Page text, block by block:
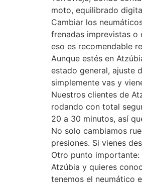
moto, equilibrado
Cambiar los
frenadas imprevistas o
eso es recomendable
Aunque estés en
estado general, ajuste
simplemente vas y
Nuestros clientes de
rodando con total
20 a 30 minutos, así
No solo cambiamos
presiones. Si vienes
Otro punto importante:
Atzúbia y quieres
tenemos el neumático